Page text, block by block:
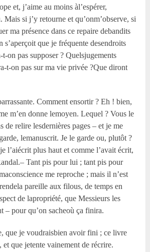
et, j’aime au moins àl’espérer,
Mais si j’y retourne et qu’onm’observe, si
ma présence dans ce repaire debandits
s’aperçoit que je fréquente desendroits
t-on pas supposer ? Quelsjugements
t-on pas sur ma vie privée ?Que diront
Comment ensortir ? Eh ! bien,
m’en donne lemoyen. Lequel ? Vous le
de relire lesdernières pages – et je me
lemanuscrit. Je le garde ou, plutôt ?
l’aiécrit plus haut et comme l’avait écrit,
Tant pis pour lui ; tant pis pour
me reproche ; mais il n’est
pareille aux filous, de temps en
de lapropriété, que Messieurs les
– pour qu’on sacheoù ça finira.
que je voudraisbien avoir fini ; ce livre
et que jetente vainement de récrire.